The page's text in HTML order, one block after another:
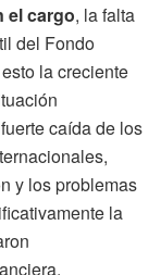
el cargo, la falta
del Fondo
la creciente
caída de los
y los problemas
la